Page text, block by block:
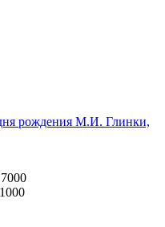
рождения М.И. Глинки,